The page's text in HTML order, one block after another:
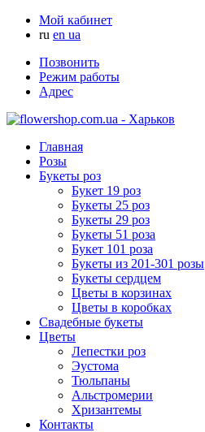
Мой кабинет
ru en ua
Позвонить
Режим работы
Адрес
Главная
Розы
Букеты роз
Букет 19 роз
Букеты 25 роз
Букеты 29 роз
Букеты 51 роза
Букет 101 роза
Букеты из 201-301 розы
Букеты сердцем
Цветы в корзинах
Цветы в коробках
Свадебные букеты
Цветы
Лепестки роз
Эустома
Тюльпаны
Альстромерии
Хризантемы
Контакты